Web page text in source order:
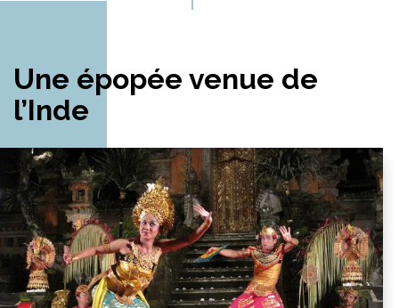
Une épopée venue de
l’Inde